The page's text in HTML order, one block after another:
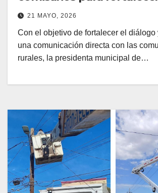
soluciones en
Guaymas
21 MAYO, 2026
Con el objetivo de fortalecer el diálogo
una comunicación directa con las
rurales, la presidenta municipal de…